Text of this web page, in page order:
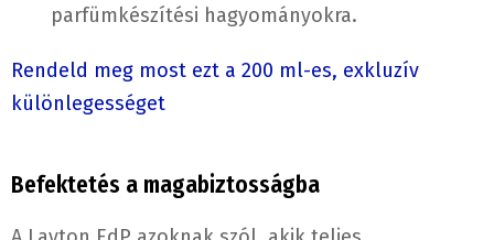
parfümkészítési hagyományokra.
Rendeld meg most ezt a 200 ml-es, exkluzív
különlegességet
Befektetés a magabiztosságba